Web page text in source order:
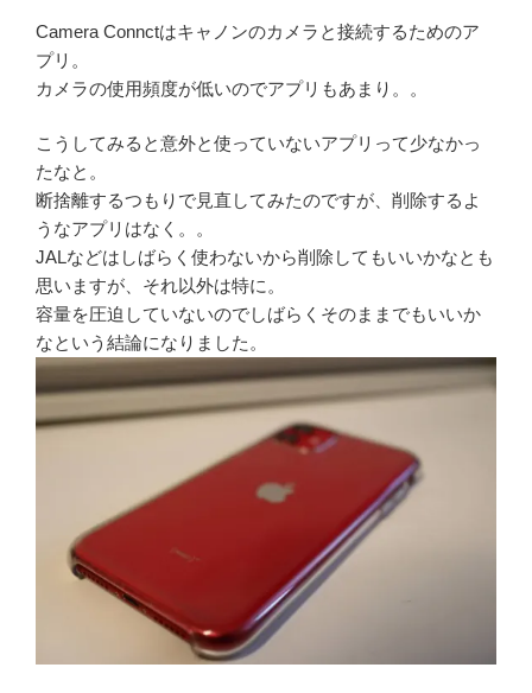
Camera Connctはキャノンのカメラと接続するためのア
プリ。
カメラの使用頻度が低いのでアプリもあまり。。
こうしてみると意外と使っていないアプリって少なかっ
たなと。
断捨離するつもりで見直してみたのですが、削除するよ
うなアプリはなく。。
JALなどはしばらく使わないから削除してもいいかなとも
思いますが、それ以外は特に。
容量を圧迫していないのでしばらくそのままでもいいか
なという結論になりました。